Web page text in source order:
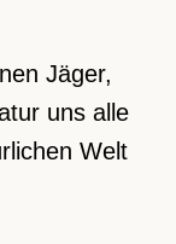
Jäger,
uns alle
Welt